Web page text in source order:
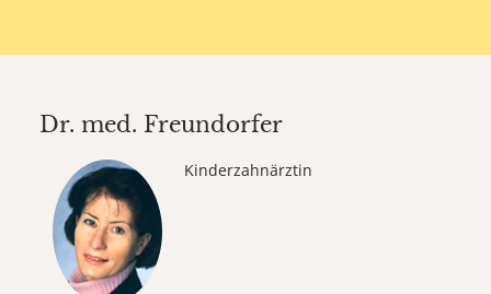
Dr. med. Freundorfer
Kinderzahnärztin